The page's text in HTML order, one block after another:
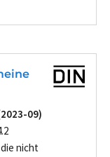
09)
nicht